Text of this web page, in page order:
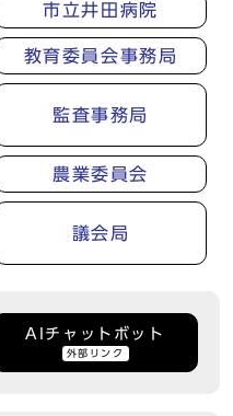
市立井田病院
教育委員会事務局
監査事務局
農業委員会
議会局
AIチャットボット
外部リンク